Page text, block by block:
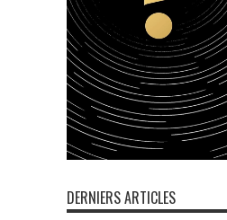
DERNIERS ARTICLES